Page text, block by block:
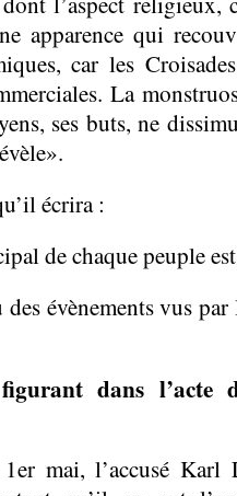
apparence qui
car les
La
ses buts, ne
écrira :
de chaque peuple
évènements vus
dans l’acte
mai, l’accusé Karl